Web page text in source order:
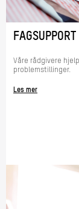
FAGSUPPORT
Våre rådgivere
problemstillinger.
Les mer